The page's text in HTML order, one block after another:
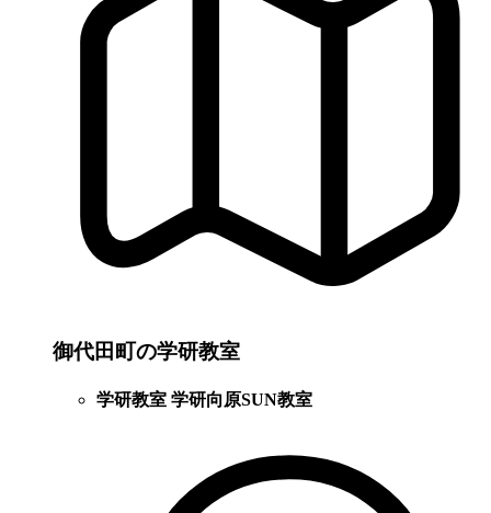
御代田町の学研教室
学研教室 学研向原SUN教室